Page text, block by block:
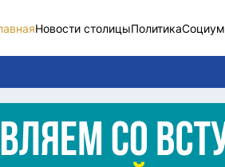
Новости столицыПолитикаСоциум